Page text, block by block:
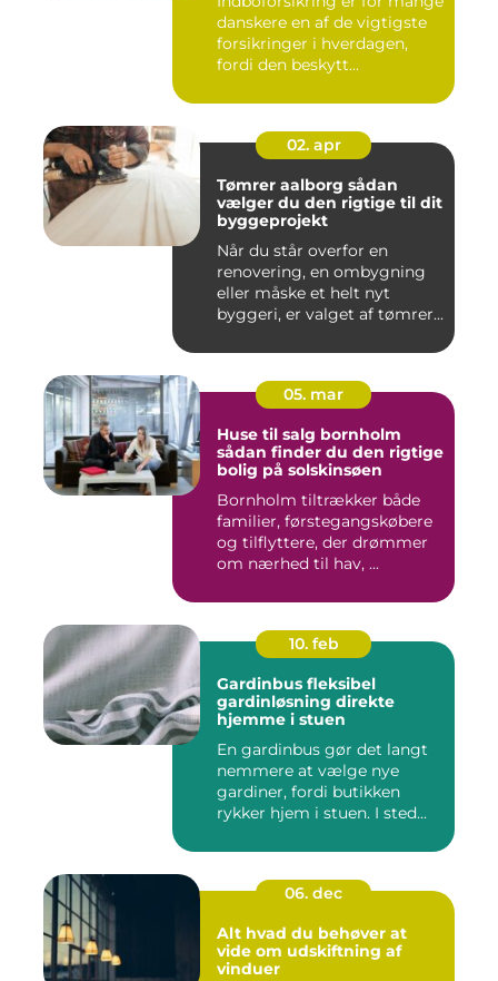
danskere en af de vigtigste
forsikringer i hverdagen,
fordi den beskytt...
02. apr
Tømrer aalborg sådan
vælger du den rigtige til dit
byggeprojekt
Når du står overfor en
renovering, en ombygning
eller måske et helt nyt
byggeri, er valget af tømrer...
05. mar
Huse til salg bornholm
sådan finder du den rigtige
bolig på solskinsøen
Bornholm tiltrækker både
familier, førstegangskøbere
og tilflyttere, der drømmer
om nærhed til hav, ...
10. feb
Gardinbus fleksibel
gardinløsning direkte
hjemme i stuen
En gardinbus gør det langt
nemmere at vælge nye
gardiner, fordi butikken
rykker hjem i stuen. I sted...
06. dec
Alt hvad du behøver at
vide om udskiftning af
vinduer